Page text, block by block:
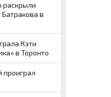
раскрыли
в
Кэти
в Торонто
проиграл